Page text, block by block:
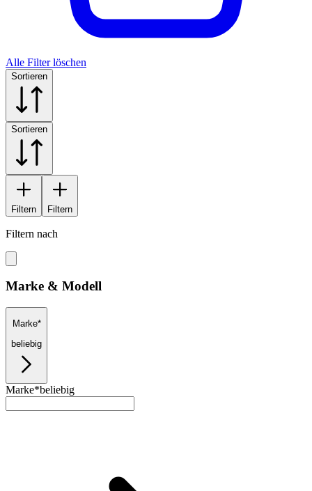
Alle Filter löschen
Sortieren
Sortieren
Filtern Filtern
Filtern nach
Marke & Modell
Marke*
beliebig
Marke*beliebig